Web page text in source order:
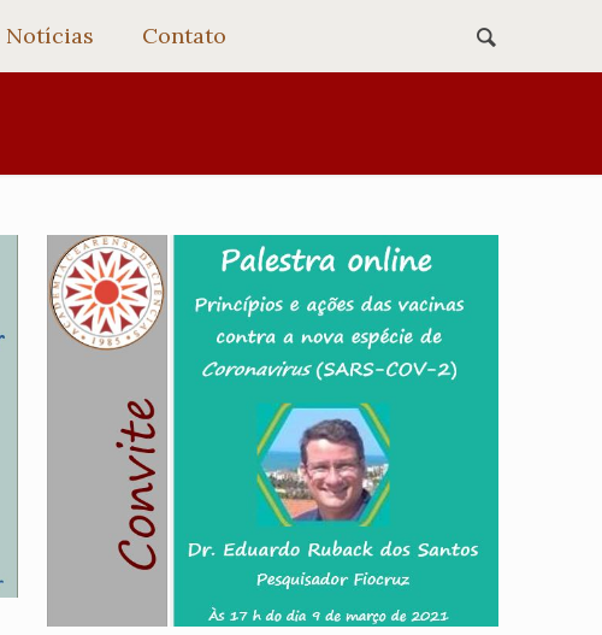
Notícias Contato